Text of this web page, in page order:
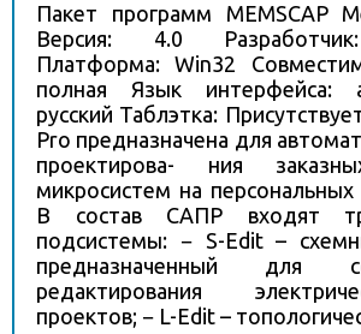
Пакет программ MEMSCAP
Версия: 4.0
Платформа: Win32
полная Язык интерфейса:
русский Таблэтка:
Pro предназначена для
проектирова- ния
микросистем на
В состав САПР входят
подсистемы: − S-Edit –
предназначенный для
редактирования
проектов; − L-Edit –